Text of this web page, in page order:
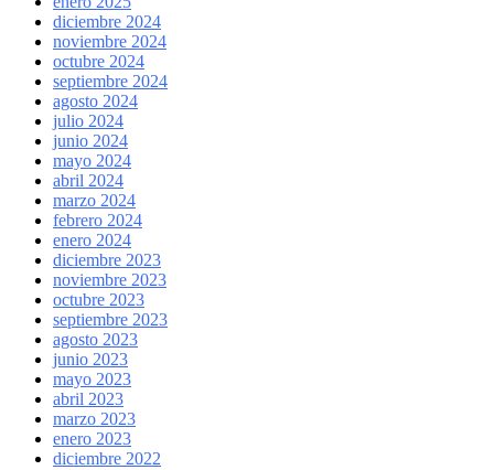
diciembre 2024
noviembre 2024
octubre 2024
septiembre 2024
agosto 2024
julio 2024
junio 2024
mayo 2024
abril 2024
marzo 2024
febrero 2024
enero 2024
diciembre 2023
noviembre 2023
octubre 2023
septiembre 2023
agosto 2023
junio 2023
mayo 2023
abril 2023
marzo 2023
enero 2023
diciembre 2022